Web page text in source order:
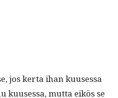
jos ker­ta ihan kuuses­sa
kuuses­sa, mut­ta eikös se